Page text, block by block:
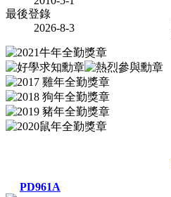
最後登錄
2026-8-3
PD961A